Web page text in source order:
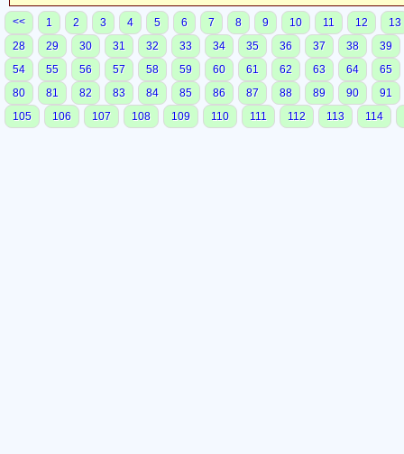
<< 1 2 3 4 5 6 7 8 9 10 11 12
13
28
29 30 31 32 33 34 35 36 37 38
39
54
55 56 57 58 59 60 61 62 63 64
65
80
81 82 83 84 85 86 87 88 89 90
91
105
106 107 108 109 110 111 112 113 114